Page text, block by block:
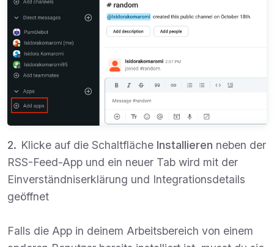
Klicke auf die Schaltfläche Installieren neben der
RSS-Feed-App und ein neuer Tab wird mit der
Einverständniserklärung und Integrationsdetails
geöffnet
Falls die App in deinem Arbeitsbereich von einem